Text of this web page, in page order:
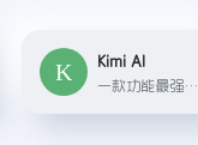
Kimi AI
一款功能最强大的AI智能助手,功能包括：对话、超长文本阅读、语音转文字、信息搜索、文件内容处理